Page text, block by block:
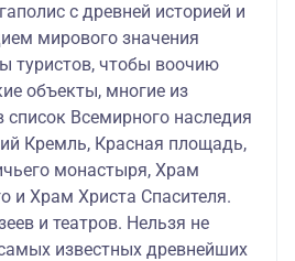
с древней историей и
мирового значения
туристов, чтобы воочию
объекты, многие из
список Всемирного наследия
Кремль, Красная площадь,
монастыря, Храм
и Храм Христа Спасителя.
и театров. Нельзя не
известных древнейших